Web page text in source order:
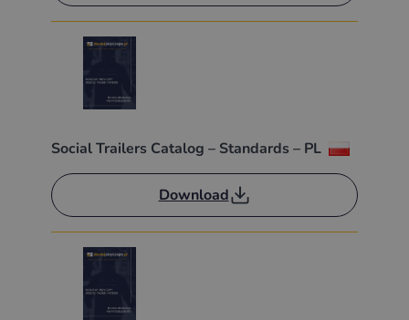
Social Trailers Catalog – Standards – PL
Download